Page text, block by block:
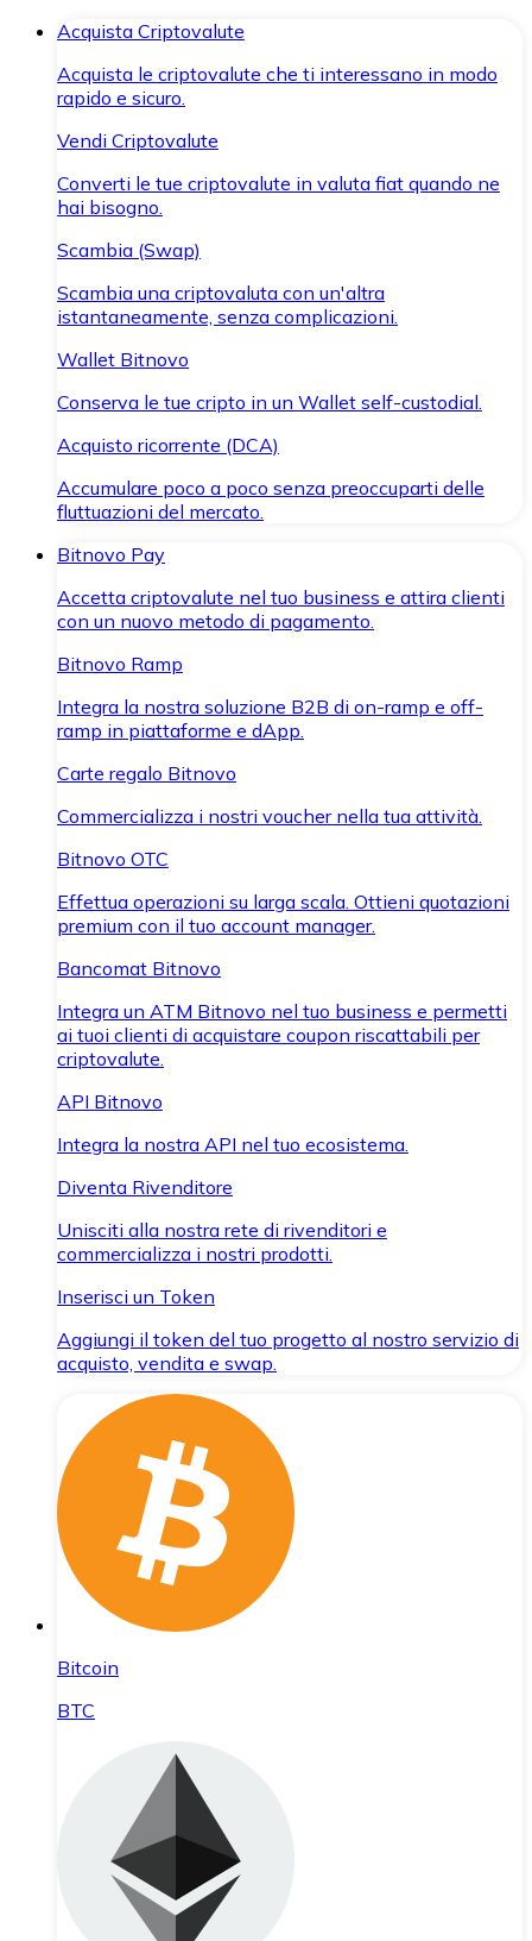
Acquista Criptovalute
Acquista le criptovalute che ti interessano in modo
rapido e sicuro.
Vendi Criptovalute
Converti le tue criptovalute in valuta fiat quando ne
hai bisogno.
Scambia (Swap)
Scambia una criptovaluta con un'altra
istantaneamente, senza complicazioni.
Wallet Bitnovo
Conserva le tue cripto in un Wallet self-custodial.
Acquisto ricorrente (DCA)
Accumulare poco a poco senza preoccuparti delle
fluttuazioni del mercato.
Bitnovo Pay
Accetta criptovalute nel tuo business e attira clienti
con un nuovo metodo di pagamento.
Bitnovo Ramp
Integra la nostra soluzione B2B di on-ramp e off-
ramp in piattaforme e dApp.
Carte regalo Bitnovo
Commercializza i nostri voucher nella tua attività.
Bitnovo OTC
Effettua operazioni su larga scala. Ottieni quotazioni
premium con il tuo account manager.
Bancomat Bitnovo
Integra un ATM Bitnovo nel tuo business e permetti
ai tuoi clienti di acquistare coupon riscattabili per
criptovalute.
API Bitnovo
Integra la nostra API nel tuo ecosistema.
Diventa Rivenditore
Unisciti alla nostra rete di rivenditori e
commercializza i nostri prodotti.
Inserisci un Token
Aggiungi il token del tuo progetto al nostro servizio di
acquisto, vendita e swap.
Bitcoin
BTC